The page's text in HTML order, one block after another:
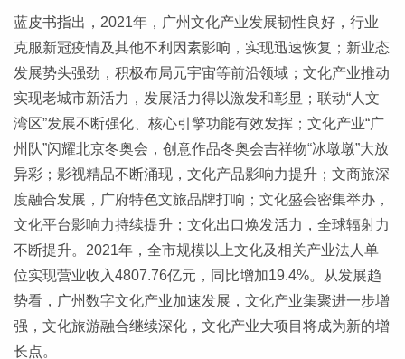
蓝皮书指出，2021年，广州文化产业发展韧性良好，行业
克服新冠疫情及其他不利因素影响，实现迅速恢复；新业态
发展势头强劲，积极布局元宇宙等前沿领域；文化产业推动
实现老城市新活力，发展活力得以激发和彰显；联动“人文
湾区”发展不断强化、核心引擎功能有效发挥；文化产业“广
州队”闪耀北京冬奥会，创意作品冬奥会吉祥物“冰墩墩”大放
异彩；影视精品不断涌现，文化产品影响力提升；文商旅深
度融合发展，广府特色文旅品牌打响；文化盛会密集举办，
文化平台影响力持续提升；文化出口焕发活力，全球辐射力
不断提升。2021年，全市规模以上文化及相关产业法人单
位实现营业收入4807.76亿元，同比增加19.4%。从发展趋
势看，广州数字文化产业加速发展，文化产业集聚进一步增
强，文化旅游融合继续深化，文化产业大项目将成为新的增
长点。